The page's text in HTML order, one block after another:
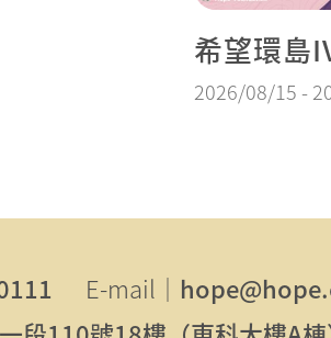
希望環島
2026/08/15 -
E-mail｜